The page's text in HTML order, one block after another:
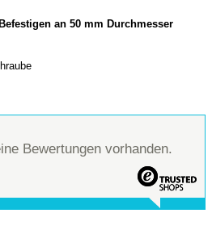
an 50 mm Durchmesser
Bewertungen vorhanden.